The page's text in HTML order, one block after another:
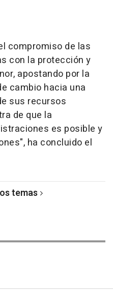
compromiso de las
con la protección y
apostando por la
cambio hacia una
sus recursos
de que la
es posible y
ha concluido el
temas